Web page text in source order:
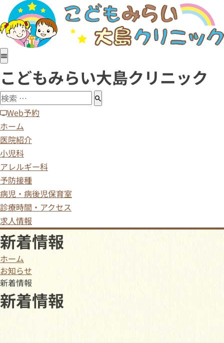
ホーム
医院紹介
小児科
アレルギー科
予防接種
病児・病後児保育室
診療時間・アクセス
求人情報
こどもみらい大島クリニック
Web予約
ホーム
医院紹介
小児科
アレルギー科
予防接種
病児・病後児保育室
診療時間・アクセス
求人情報
新着情報
ホーム
お知らせ
新着情報
新着情報